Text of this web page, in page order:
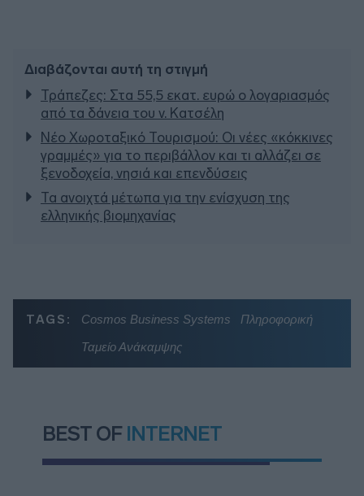
Διαβάζονται αυτή τη στιγμή
Τράπεζες: Στα 55,5 εκατ. ευρώ ο λογαριασμός
από τα δάνεια του ν. Κατσέλη
Νέο Χωροταξικό Τουρισμού: Οι νέες «κόκκινες
γραμμές» για το περιβάλλον και τι αλλάζει σε
ξενοδοχεία, νησιά και επενδύσεις
Τα ανοιχτά μέτωπα για την ενίσχυση της
ελληνικής βιομηχανίας
TAGS: Cosmos Business Systems
Πληροφορική
Ταμείο Ανάκαμψης
BEST OF INTERNET